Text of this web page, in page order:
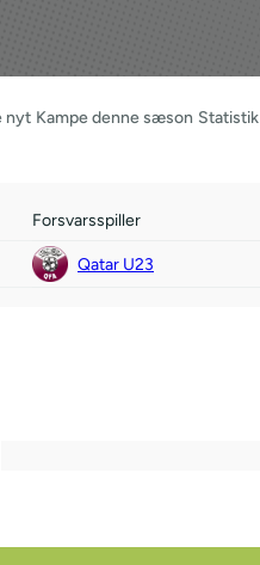
nyt Kampe denne sæson Statistik
Forsvarsspiller
Qatar U23